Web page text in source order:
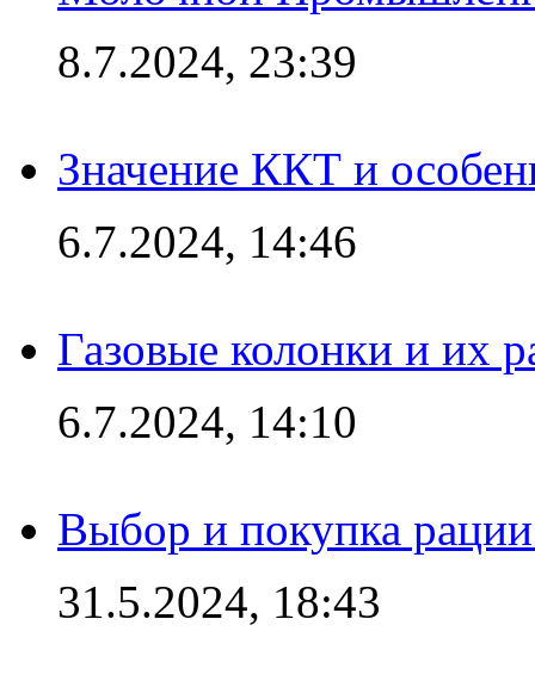
8.7.2024, 23:39
Значение ККТ и
6.7.2024, 14:46
Газовые колонки и их
6.7.2024, 14:10
Выбор и покупка
31.5.2024, 18:43